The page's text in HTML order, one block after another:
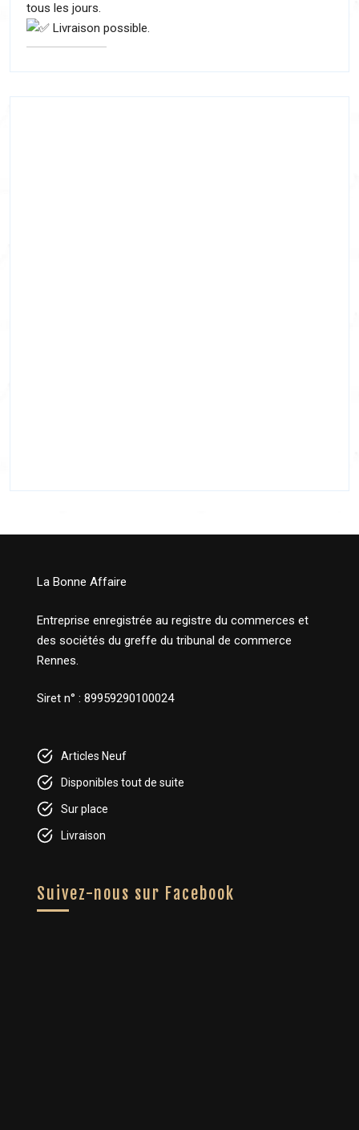
tous les jours.
Livraison possible.
La Bonne Affaire
Entreprise enregistrée au registre du commerces et
des sociétés du greffe du tribunal de commerce
Rennes.
Siret n° : 89959290100024
Articles Neuf
Disponibles tout de suite
Sur place
Livraison
Suivez-nous sur Facebook